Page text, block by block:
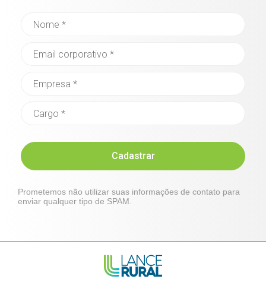
Cadastrar
Prometemos não utilizar suas informações de contato para
enviar qualquer tipo de SPAM.